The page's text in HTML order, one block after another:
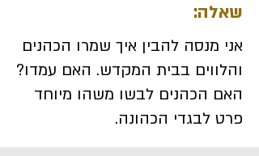
שאלה:
אני מנסה להבין איך שמרו הכהנים
והלווים בבית המקדש. האם עמדו?
האם הכהנים לבשו משהו מיוחד
פרט לבגדי הכהונה.